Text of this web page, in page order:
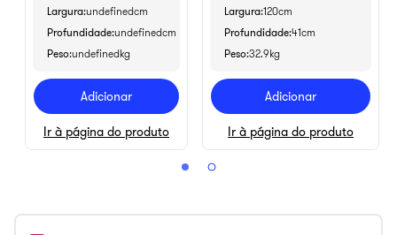
Largura undefinedcm
Profundidade undefinedcm
Peso undefinedkg
Adicionar
Ir à página do produto
Largura 120cm
Profundidade 41cm
Peso 32.9kg
Adicionar
Ir à página do produto